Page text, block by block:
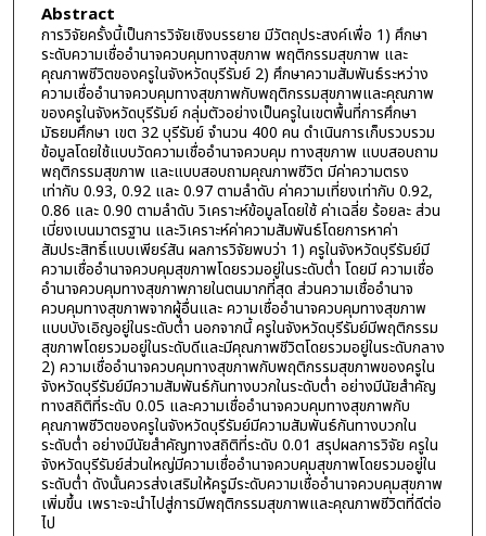
Abstract
การวิจัยครั้งนี้เป็นการวิจัยเชิงบรรยาย มีวัตถุประสงค์เพื่อ 1) ศึกษา
ระดับความเชื่ออำนาจควบคุมทางสุขภาพ พฤติกรรมสุขภาพ และ
คุณภาพชีวิตของครูในจังหวัดบุรีรัมย์ 2) ศึกษาความสัมพันธ์ระหว่าง
ความเชื่ออำนาจควบคุมทางสุขภาพกับพฤติกรรมสุขภาพและคุณภาพ
ของครูในจังหวัดบุรีรัมย์ กลุ่มตัวอย่างเป็นครูในเขตพื้นที่การศึกษา
มัธยมศึกษา เขต 32 บุรีรัมย์ จำนวน 400 คน ดำเนินการเก็บรวบรวม
ข้อมูลโดยใช้แบบวัดความเชื่ออำนาจควบคุม ทางสุขภาพ แบบสอบถาม
พฤติกรรมสุขภาพ และแบบสอบถามคุณภาพชีวิต มีค่าความตรง
เท่ากับ 0.93, 0.92 และ 0.97 ตามลำดับ ค่าความเที่ยงเท่ากับ 0.92,
0.86 และ 0.90 ตามลำดับ วิเคราะห์ข้อมูลโดยใช้ ค่าเฉลี่ย ร้อยละ ส่วน
เบี่ยงเบนมาตรฐาน และวิเคราะห์ค่าความสัมพันธ์โดยการหาค่า
สัมประสิทธิ์แบบเพียร์สัน ผลการวิจัยพบว่า 1) ครูในจังหวัดบุรีรัมย์มี
ความเชื่ออำนาจควบคุมสุขภาพโดยรวมอยู่ในระดับต่ำ โดยมี ความเชื่อ
อำนาจควบคุมทางสุขภาพภายในตนมากที่สุด ส่วนความเชื่ออำนาจ
ควบคุมทางสุขภาพจากผู้อื่นและ ความเชื่ออำนาจควบคุมทางสุขภาพ
แบบบังเอิญอยู่ในระดับต่ำ นอกจากนี้ ครูในจังหวัดบุรีรัมย์มีพฤติกรรม
สุขภาพโดยรวมอยู่ในระดับดีและมีคุณภาพชีวิตโดยรวมอยู่ในระดับกลาง
2) ความเชื่ออำนาจควบคุมทางสุขภาพกับพฤติกรรมสุขภาพของครูใน
จังหวัดบุรีรัมย์มีความสัมพันธ์กันทางบวกในระดับต่ำ อย่างมีนัยสำคัญ
ทางสถิติที่ระดับ 0.05 และความเชื่ออำนาจควบคุมทางสุขภาพกับ
คุณภาพชีวิตของครูในจังหวัดบุรีรัมย์มีความสัมพันธ์กันทางบวกใน
ระดับต่ำ อย่างมีนัยสำคัญทางสถิติที่ระดับ 0.01 สรุปผลการวิจัย ครูใน
จังหวัดบุรีรัมย์ส่วนใหญ่มีความเชื่ออำนาจควบคุมสุขภาพโดยรวมอยู่ใน
ระดับต่ำ ดังนั้นควรส่งเสริมให้ครูมีระดับความเชื่ออำนาจควบคุมสุขภาพ
เพิ่มขึ้น เพราะจะนำไปสู่การมีพฤติกรรมสุขภาพและคุณภาพชีวิตที่ดีต่อ
ไป